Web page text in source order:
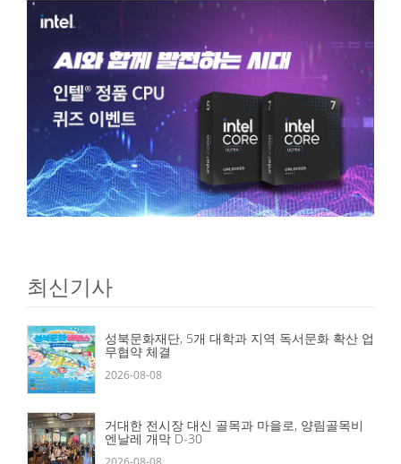
최신기사
성북문화재단, 5개 대학과 지역 독서문화 확산 업
무협약 체결
2026-08-08
거대한 전시장 대신 골목과 마을로, 양림골목비
엔날레 개막 D-30